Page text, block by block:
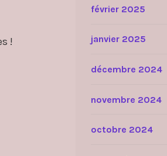
!
février 2025
janvier 2025
décembre 2024
novembre 2024
octobre 2024